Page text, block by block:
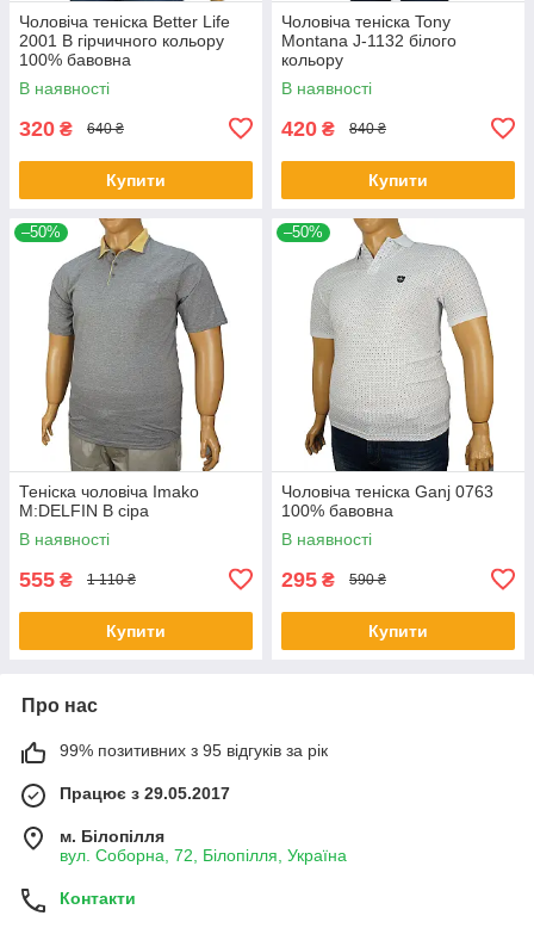
Чоловіча теніска Better Life
2001 B гірчичного кольору
100% бавовна
В наявності
320 ₴ 640 ₴
Купити
Чоловіча теніска Tony
Montana J-1132 білого
кольору
В наявності
420 ₴ 840 ₴
Купити
–50%
Теніска чоловіча Imako
M:DELFIN В сіра
В наявності
555 ₴ 1 110 ₴
Купити
–50%
Чоловіча теніска Ganj 0763
100% бавовна
В наявності
295 ₴ 590 ₴
Купити
Про нас
99% позитивних з 95 відгуків за рік
Працює з 29.05.2017
м. Білопілля
вул. Соборна, 72, Білопілля, Україна
Контакти